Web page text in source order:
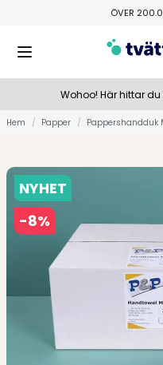
ÖVER
FRI
BETALA ENKELT
Wohoo! Här hittar
Hem Papper Pappershandduk
NYHET
-8%